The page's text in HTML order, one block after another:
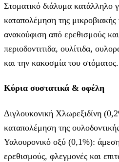
Στοματικό διάλυμα κατάλληλο
καταπολέμηση της
ανακούφιση από ερεθισμούς
περιοδοντιτιδα, ουλίτιδα,
και την κακοσμία του στόματος.
Κύρια συστατικά & οφέλη
Διγλουκονική Χλωρεξιδίνη
καταπολέμηση της
Υαλουρονικό οξύ (0,1%):
ερεθισμούς, φλεγμονές και